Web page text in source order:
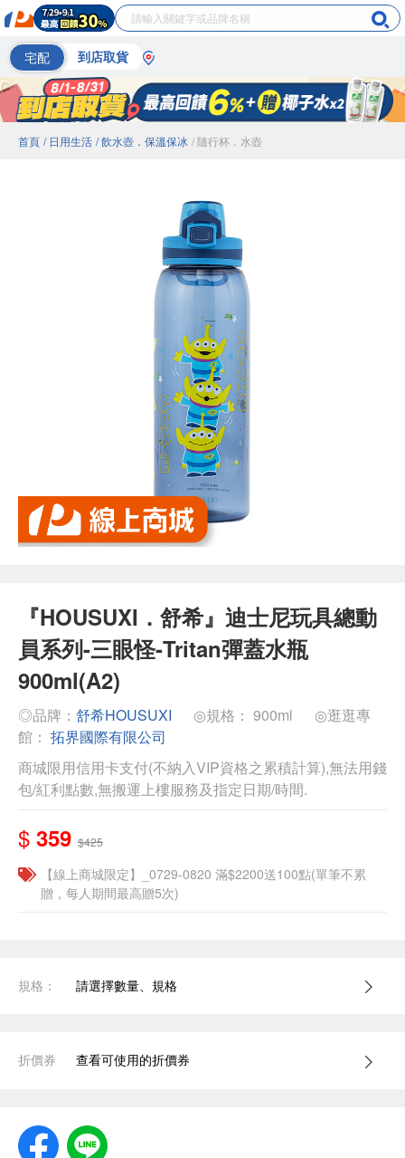
宅配 到店取貨
首頁 / 日用生活 / 飲水壺．保溫保冰 / 隨行杯．水壺
『HOUSUXI．舒希』迪士尼玩具總動
員系列-三眼怪-Tritan彈蓋水瓶
900ml(A2)
◎品牌： 舒希HOUSUXI ◎規格： 900ml
◎逛逛專
館： 拓界國際有限公司
商城限用信用卡支付(不納入VIP資格之累積計算),無法用錢
包/紅利點數,無搬運上樓服務及指定日期/時間.
$ 359 $425
【線上商城限定】_0729-0820 滿$2200送100點(單筆不累
贈，每人期間最高贈5次)
規格： 請選擇數量、規格
折價券 查看可使用的折價券